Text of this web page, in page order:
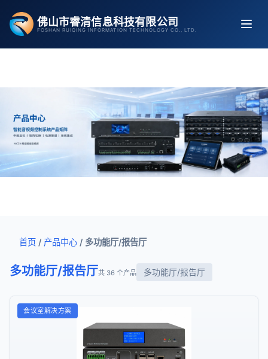
容
佛山市睿清信息科技有限公司
FOSHAN RUIQING INFORMATION TECHNOLOGY CO., LTD.
首页 / 产品中心 / 多功能厅/报告厅
多功能厅/报告厅共 36 个产品 多功能厅/报告厅
会议室解决方案